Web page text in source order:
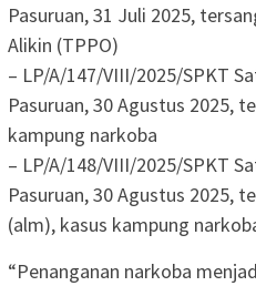
Pasuruan, 31 Juli 2025,
Alikin (TPPO)
– LP/A/147/VIII/2025/SPKT
Pasuruan, 30 Agustus 2025,
kampung narkoba
– LP/A/148/VIII/2025/SPKT
Pasuruan, 30 Agustus 2025,
(alm), kasus kampung
“Penanganan narkoba